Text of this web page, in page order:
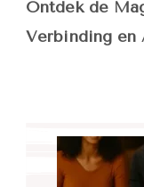
Ontdek de
Verbinding en